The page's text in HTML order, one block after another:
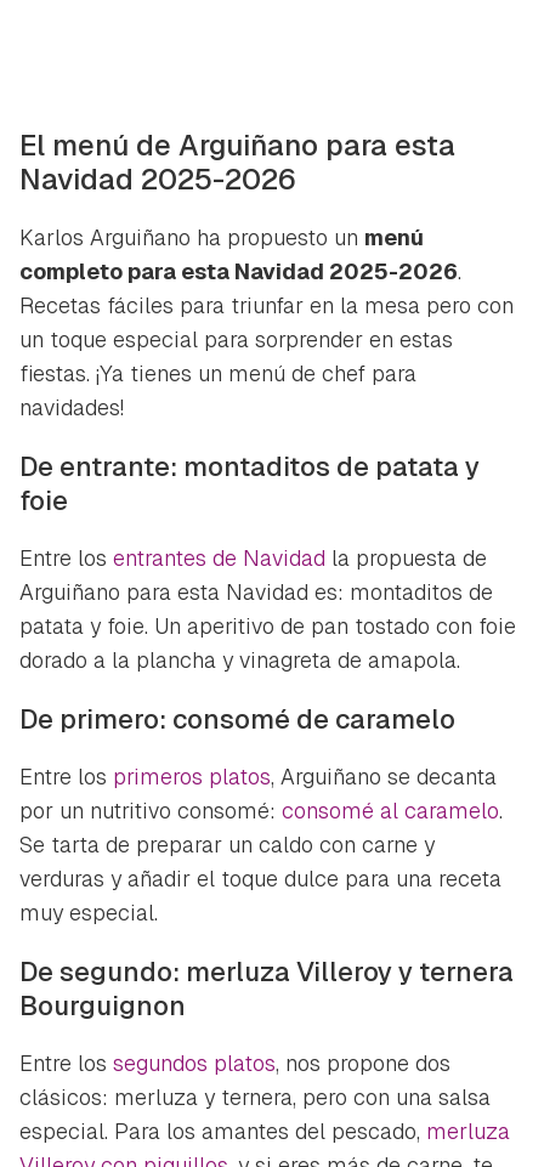
El menú de Arguiñano para esta
Navidad 2025-2026
Karlos Arguiñano ha propuesto un menú
completo para esta Navidad 2025-2026.
Recetas fáciles para triunfar en la mesa pero con
un toque especial para sorprender en estas
fiestas. ¡Ya tienes un menú de chef para
navidades!
De entrante: montaditos de patata y
foie
Entre los entrantes de Navidad la propuesta de
Arguiñano para esta Navidad es: montaditos de
patata y foie. Un aperitivo de pan tostado con foie
dorado a la plancha y vinagreta de amapola.
De primero: consomé de caramelo
Entre los primeros platos, Arguiñano se decanta
por un nutritivo consomé: consomé al caramelo.
Se tarta de preparar un caldo con carne y
verduras y añadir el toque dulce para una receta
muy especial.
De segundo: merluza Villeroy y ternera
Bourguignon
Entre los segundos platos, nos propone dos
clásicos: merluza y ternera, pero con una salsa
especial. Para los amantes del pescado, merluza